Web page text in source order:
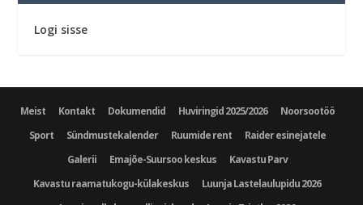
Logi sisse
Meist Kontakt Dokumendid Huviringid 2025/2026
Noorsootöö
Sport
Sündmustekalender Ruumide rent
Raider esinejatele
Galerii
Emajõe-Suursoo keskus
Kavastu Parv
Kavastu raamatukogu-külakeskus
Luunja Lastelaulupidu 2026